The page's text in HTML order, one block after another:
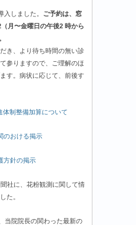
入しました。 ご予約は、窓
月〜金曜日の午後2 時から
き、より待ち時間の無い診
参りますので、ご理解のほ
す。病状に応じて、前後す
体制整備加算について
のおける掲示
方針の掲示
社に、花粉観測に関して情
た。
当院院長の関わった最新の